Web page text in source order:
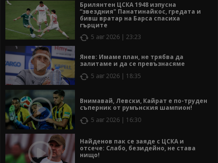
Брилянтен ЦСКА 1948 изпусна
“звездния" Панатинайкос, гредата и
бивш вратар на Барса спасиха
гърците
5 авг 2026 | 23:23
Янев: Имаме план, не трябва да
залитаме и да се превъзнасяме
5 авг 2026 | 18:35
Внимавай, Левски, Кайрат е по-труден
съперник от румънския шампион!
5 авг 2026 | 16:30
Найденов пак се заяде с ЦСКА и
отсече: Слабо, безидейно, не става
нищо!